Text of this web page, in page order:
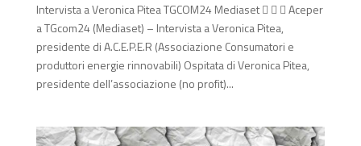
Intervista a Veronica Pitea TGCOM24 Mediaset    Aceper
a TGcom24 (Mediaset) – Intervista a Veronica Pitea,
presidente di A.C.E.P.E.R (Associazione Consumatori e
produttori energie rinnovabili) Ospitata di Veronica Pitea,
presidente dell’associazione (no profit)...